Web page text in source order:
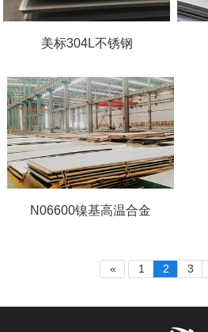
美标304L不锈钢
N06600镍基高温合金
« 1 2 3